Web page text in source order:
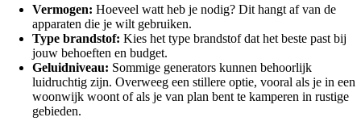
Vermogen: Hoeveel watt heb je nodig? Dit hangt af van de
apparaten die je wilt gebruiken.
Type brandstof: Kies het type brandstof dat het beste past bij
jouw behoeften en budget.
Geluidniveau: Sommige generators kunnen behoorlijk
luidruchtig zijn. Overweeg een stillere optie, vooral als je in een
woonwijk woont of als je van plan bent te kamperen in rustige
gebieden.